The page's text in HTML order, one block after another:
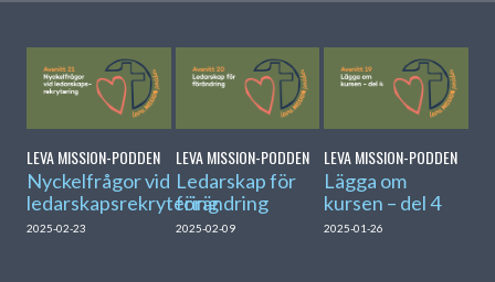
LEVA MISSION-PODDEN
Nyckelfrågor vid
ledarskapsrekrytering
2025-02-23
LEVA MISSION-PODDEN
Ledarskap för
förändring
2025-02-09
LEVA MISSION-PODDEN
Lägga om
kursen – del 4
2025-01-26